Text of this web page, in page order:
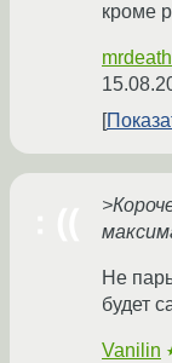
кроме
mrdeath
Не
будет
Vanilin